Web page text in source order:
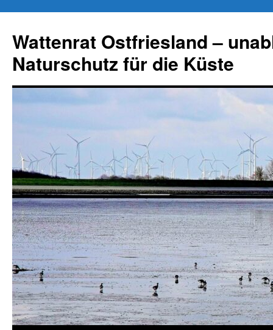
springen
Wattenrat Ostfriesland –
Naturschutz für die Küste